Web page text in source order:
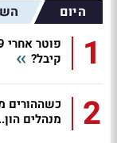
היום
1
קיבל?
2
כשההורים
מנהלים